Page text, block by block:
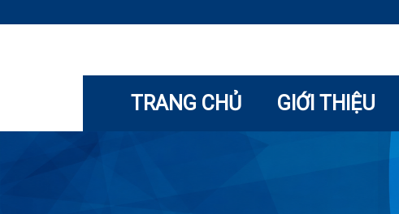
TRANG CHỦ GIỚI THIỆU